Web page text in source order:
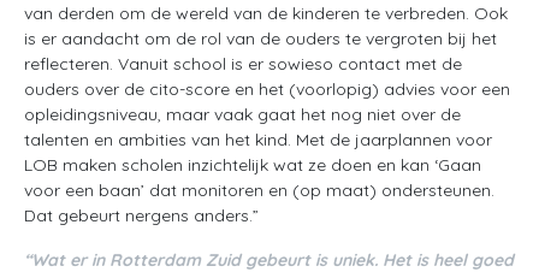
van derden om de wereld van de kinderen te verbreden. Ook
is er aandacht om de rol van de ouders te vergroten bij het
reflecteren. Vanuit school is er sowieso contact met de
ouders over de cito-score en het (voorlopig) advies voor een
opleidingsniveau, maar vaak gaat het nog niet over de
talenten en ambities van het kind. Met de jaarplannen voor
LOB maken scholen inzichtelijk wat ze doen en kan ‘Gaan
voor een baan’ dat monitoren en (op maat) ondersteunen.
Dat gebeurt nergens anders.”
“Wat er in Rotterdam Zuid gebeurt is uniek. Het is heel goed